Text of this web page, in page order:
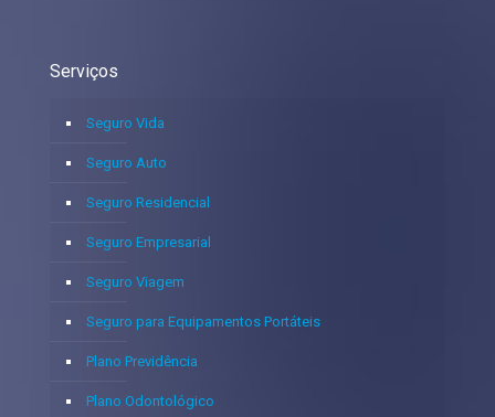
Serviços
Seguro Vida
Seguro Auto
Seguro Residencial
Seguro Empresarial
Seguro Viagem
Seguro para Equipamentos Portáteis
Plano Previdência
Plano Odontológico